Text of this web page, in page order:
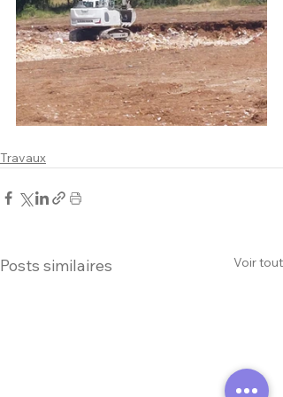
Travaux
Posts similaires Voir tout